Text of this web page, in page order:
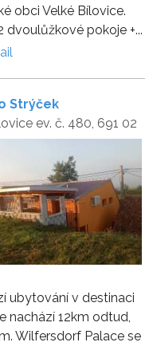
obci Velké Bílovice.
pokoje +...
Strýček
ev. č. 480, 691 02
ubytování v destinaci
nachází 12km odtud,
Wilfersdorf Palace se